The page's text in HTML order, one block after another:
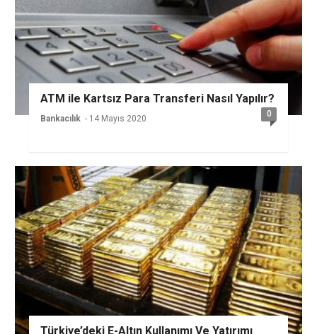
ATM ile Kartsız Para Transferi Nasıl Yapılır?
Bankacılık - 14 Mayıs 2020 0
Türkiye’deki E-Altın Kullanımı Ve Yatırımı